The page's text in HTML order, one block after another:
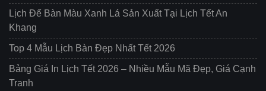
Lịch Để Bàn Màu Xanh Lá Sản Xuất Tại Lịch Tết An
Khang
Top 4 Mẫu Lịch Bàn Đẹp Nhất Tết 2026
Bảng Giá In Lịch Tết 2026 – Nhiều Mẫu Mã Đẹp, Giá Cạnh
Tranh